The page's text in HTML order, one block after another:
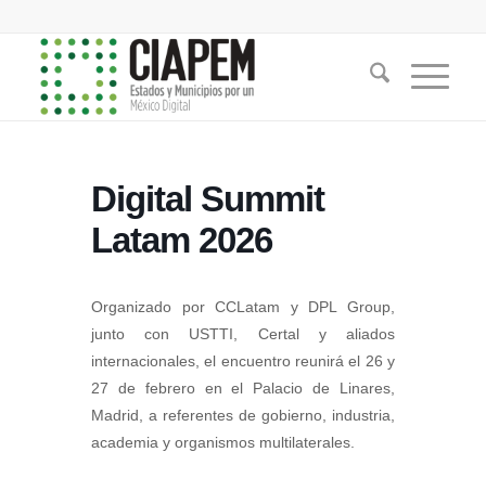
Digital Summit
Latam 2026
Organizado por CCLatam y DPL Group,
junto con USTTI, Certal y aliados
internacionales, el encuentro reunirá el 26 y
27 de febrero en el Palacio de Linares,
Madrid, a referentes de gobierno, industria,
academia y organismos multilaterales.